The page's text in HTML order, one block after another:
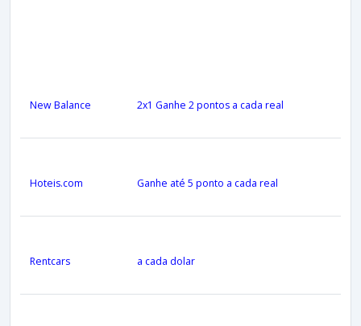
New Balance 2x1 Ganhe 2 pontos a cada real
Hoteis.com Ganhe até 5 ponto a cada real
Rentcars a cada dolar